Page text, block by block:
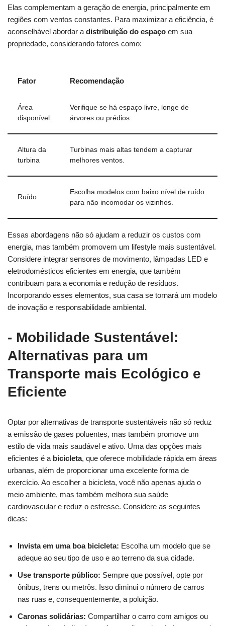
⁢Elas complementam⁣ a geração de energia, ​principalmente em
regiões com ventos constantes. ⁢Para maximizar a​ eficiência, é
aconselhável abordar ‌a distribuição do ​espaço em sua
propriedade, considerando fatores como:
Fator Recomendação
Área
disponível
Verifique ‍se‍ há espaço livre, longe‌ de
árvores ou prédios.
Altura da
turbina
Turbinas mais ⁢altas ⁣tendem a capturar
melhores ⁢ventos.
Ruído
Escolha‌ modelos com baixo nível de ruído
para não ‌incomodar os vizinhos.
Essas abordagens⁣ não‍ só ‌ajudam​ a reduzir os custos com
energia, mas também promovem um lifestyle mais sustentável.
Considere integrar sensores de⁤ movimento, lâmpadas LED⁣ e
eletrodomésticos eficientes em energia, ⁢que‍ também
contribuam para‌ a ‌economia e redução ‌de resíduos.⁢
Incorporando esses ⁣elementos, sua casa se ‍tornará um modelo
de inovação⁣ e responsabilidade ‌ambiental.
-​ Mobilidade Sustentável:
Alternativas para um
Transporte mais Ecológico e
Eficiente
Optar​ por alternativas de transporte sustentáveis⁢ não​ só reduz‍
a emissão de gases poluentes, mas também promove um
estilo de vida mais ⁣saudável e ativo. Uma das opções ⁢mais⁤
eficientes ⁣é a bicicleta, que​ oferece mobilidade rápida em⁣ áreas⁣
urbanas, além de proporcionar ‌uma excelente forma de
exercício. Ao escolher⁤ a‍ bicicleta, ‌você‍ não apenas ajuda⁣ o
meio ambiente, mas também ⁣melhora⁤ sua‌ saúde
cardiovascular e reduz o estresse. Considere as seguintes
dicas:
Invista em uma⁢ boa bicicleta: ‍Escolha um modelo ⁤que se
adeque⁤ ao seu tipo de uso e ao terreno da sua ⁣cidade.
Use⁢ transporte público: Sempre ‌que possível, opte ⁣por
ônibus, trens ou metrôs.⁤ Isso diminui o ⁣número de carros
nas‌ ruas ⁢e, consequentemente, a poluição.
Caronas‌ solidárias: Compartilhar​ o ⁣carro com amigos ou